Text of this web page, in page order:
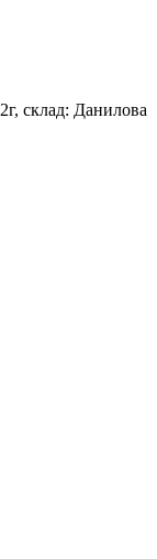
склад: Данилова